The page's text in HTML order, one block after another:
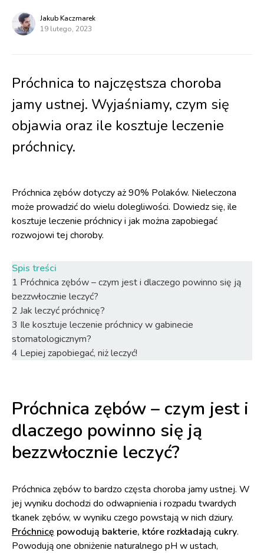
Jakub Kaczmarek
19 lutego, 2023
Próchnica to najczęstsza choroba
jamy ustnej. Wyjaśniamy, czym się
objawia oraz ile kosztuje leczenie
próchnicy.
Próchnica zębów dotyczy aż 90% Polaków. Nieleczona
może prowadzić do wielu dolegliwości. Dowiedz się, ile
kosztuje leczenie próchnicy i jak można zapobiegać
rozwojowi tej choroby.
Spis treści
1 Próchnica zębów – czym jest i dlaczego powinno się ją
bezzwłocznie leczyć?
2 Jak leczyć próchnicę?
3 Ile kosztuje leczenie próchnicy w gabinecie
stomatologicznym?
4 Lepiej zapobiegać, niż leczyć!
Próchnica zębów – czym jest i
dlaczego powinno się ją
bezzwłocznie leczyć?
Próchnica zębów to bardzo częsta choroba jamy ustnej. W
jej wyniku dochodzi do odwapnienia i rozpadu twardych
tkanek zębów, w wyniku czego powstają w nich dziury.
Próchnicę powodują bakterie, które rozkładają cukry.
Powodują one obniżenie naturalnego pH w ustach,